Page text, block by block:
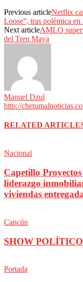
Previous articleNetflix
Loose”, tras polémica en
Next articleAMLO
del Tren Maya
Manuel Dzul
http://
RELATED
Nacional
Capetillo
liderazgo
viviendas
Cancún
SHOW
Portada